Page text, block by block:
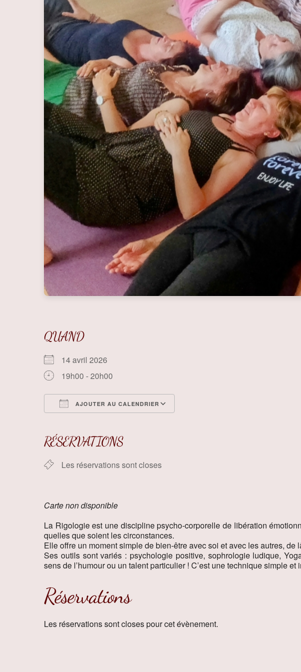
QUAND
14 avril 2026
19h00 - 20h00
AJOUTER AU CALENDRIER
RÉSERVATIONS
Les réservations sont closes
Carte non disponible
La Rigologie est une discipline psycho-corporelle de libération
quelles que soient les circonstances.
Elle offre un moment simple de bien-être avec soi et avec les autres,
Ses outils sont variés : psychologie positive, sophrologie ludique,
sens de l’humour ou un talent particulier ! C’est une technique simple
Réservations
Les réservations sont closes pour cet évènement.